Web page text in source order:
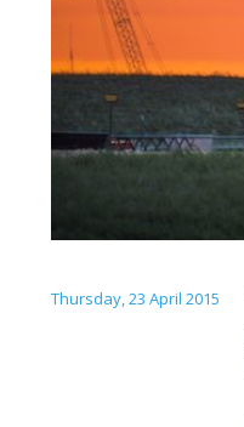
Thursday, 23 April 2015